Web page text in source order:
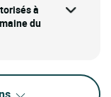
à
du